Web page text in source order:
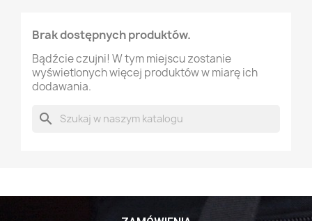
Brak dostępnych produktów.
Bądźcie czujni! W tym miejscu zostanie
wyświetlonych więcej produktów w miarę ich
dodawania.
search